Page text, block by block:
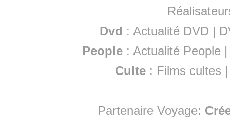
Dvd : Actualité DVD |
People :Actualité People
Culte : Films cultes
Partenaire Voyage: